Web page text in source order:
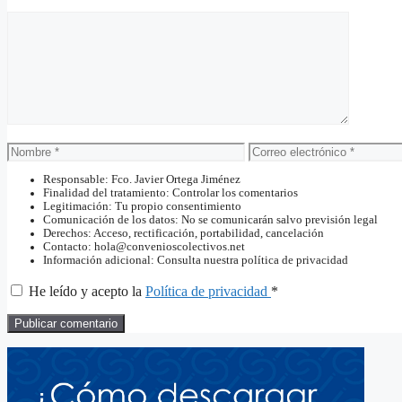
Nombre
Correo
electrónico
Responsable: Fco. Javier Ortega Jiménez
Finalidad del tratamiento: Controlar los comentarios
Legitimación: Tu propio consentimiento
Comunicación de los datos: No se comunicarán salvo previsión legal
Derechos: Acceso, rectificación, portabilidad, cancelación
Contacto: hola@convenioscolectivos.net
Información adicional: Consulta nuestra política de privacidad
He leído y acepto la Política de privacidad *